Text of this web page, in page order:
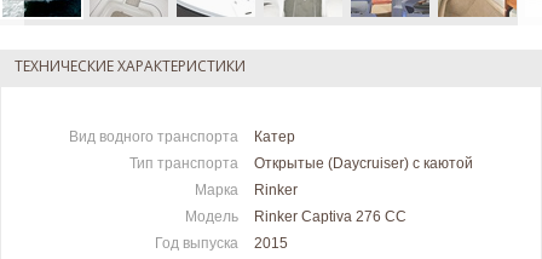
ТЕХНИЧЕСКИЕ ХАРАКТЕРИСТИКИ
Вид водного транспорта
Катер
Тип транспорта
Открытые (Daycruiser) с каютой
Марка
Rinker
Модель
Rinker Captiva 276 CC
Год выпуска
2015